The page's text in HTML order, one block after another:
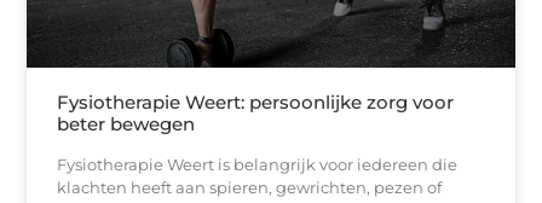
Fysiotherapie Weert: persoonlijke zorg voor
beter bewegen
Fysiotherapie Weert is belangrijk voor iedereen die
klachten heeft aan spieren, gewrichten, pezen of